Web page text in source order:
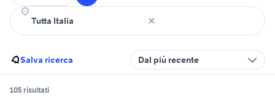
Salva ricerca Dal più recente
105 risultati